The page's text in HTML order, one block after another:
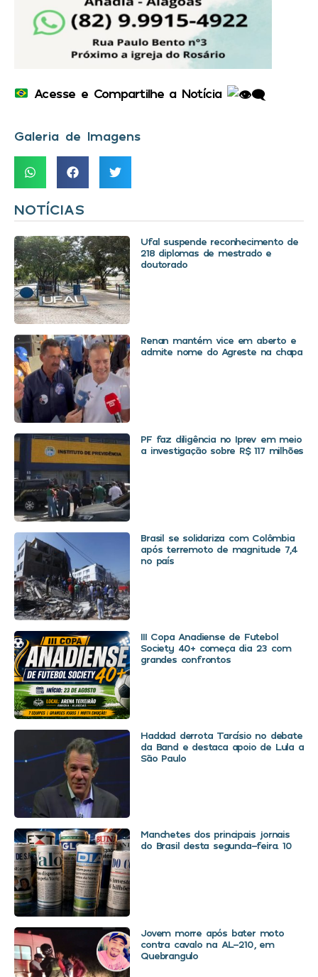
Acesse e Compartilhe a Notícia
Galeria de Imagens
NOTÍCIAS
Ufal suspende reconhecimento de
218 diplomas de mestrado e
doutorado
Renan mantém vice em aberto e
admite nome do Agreste na chapa
PF faz diligência no Iprev em meio
a investigação sobre R$ 117 milhões
Brasil se solidariza com Colômbia
após terremoto de magnitude 7,4
no país
III Copa Anadiense de Futebol
Society 40+ começa dia 23 com
grandes confrontos
Haddad derrota Tarcísio no debate
da Band e destaca apoio de Lula a
São Paulo
Manchetes dos principais jornais
do Brasil desta segunda-feira. 10
Jovem morre após bater moto
contra cavalo na AL-210, em
Quebrangulo